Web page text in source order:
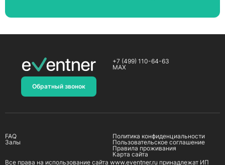
Обратный звонок
+7 (499) 110-64-63
MAX
FAQ
Залы
Политика конфиденциальности
Пользовательское соглашение
Правила проживания
Карта сайта
Все права на использование сайта www.eventner.ru принадлежат ИП